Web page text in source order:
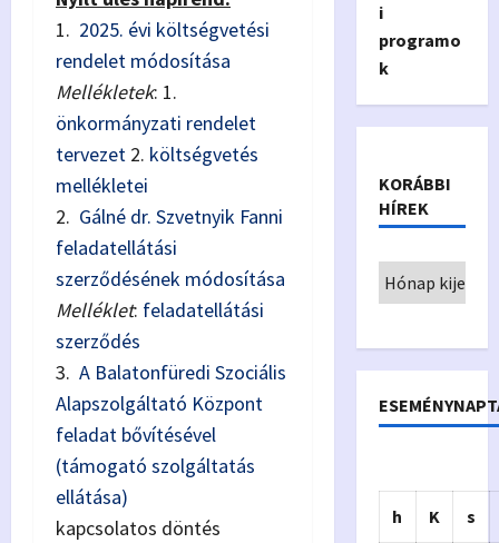
1. 2025. évi költségvetési
rendelet módosítása
Mellékletek: 1.
önkormányzati rendelet
tervezet 2. költségvetés
mellékletei
2. Gálné dr. Szvetnyik Fanni
feladatellátási
szerződésének módosítása
Melléklet: feladatellátási
szerződés
3. A Balatonfüredi Szociális
Alapszolgáltató Központ
feladat bővítésével
(támogató szolgáltatás
ellátása)
kapcsolatos döntés
i
programo
k
KORÁBBI
HÍREK
h K s